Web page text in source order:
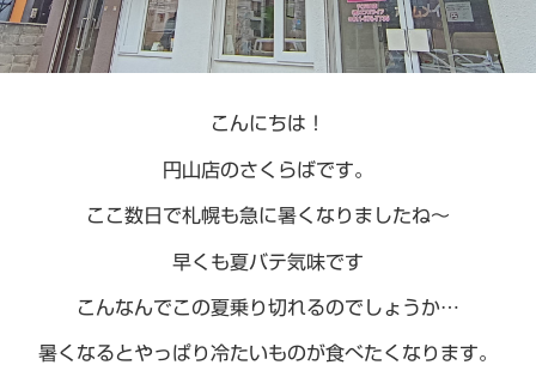
こんにちは！
円山店のさくらばです。
ここ数日で札幌も急に暑くなりましたね～
早くも夏バテ気味です
こんなんでこの夏乗り切れるのでしょうか…
暑くなるとやっぱり冷たいものが食べたくなります。